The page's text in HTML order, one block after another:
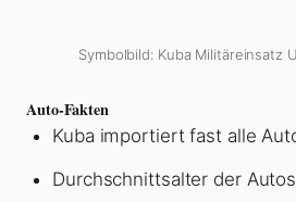
Symbolbild: Kuba Militäreinsatz
Auto-Fakten
Kuba importiert fast alle
Durchschnittsalter der